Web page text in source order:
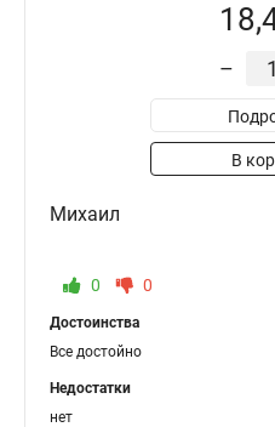
–
В
Михаил
0 0
Достоинства
Все достойно
Недостатки
нет